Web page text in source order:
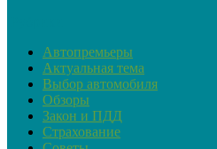
Автопремьеры
Актуальная тема
Выбор автомобиля
Обзоры
Закон и ПДД
Страхование